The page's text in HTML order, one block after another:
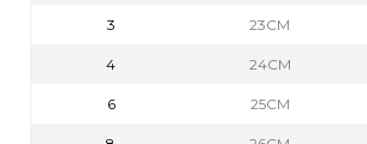
3 23CM
4 24CM
6 25CM